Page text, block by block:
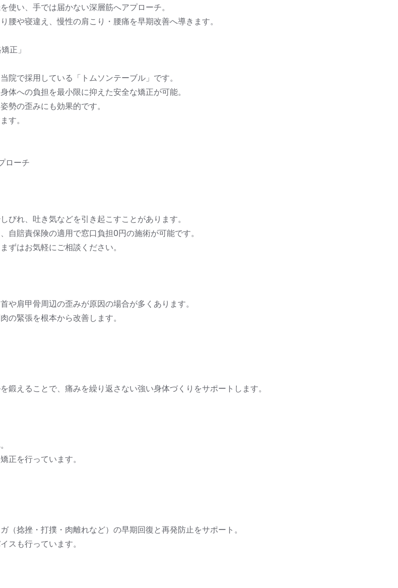
使い、手では届かない深層筋へアプローチ。
腰や寝違え、慢性の肩こり・腰痛を早期改善へ導きます。
正」
院で採用している「トムソンテーブル」です。
体への負担を最小限に抑えた安全な矯正が可能。
勢の歪みにも効果的です。
す。
ローチ
びれ、吐き気などを引き起こすことがあります。
自賠責保険の適用で窓口負担0円の施術が可能です。
ずはお気軽にご相談ください。
や肩甲骨周辺の歪みが原因の場合が多くあります。
の緊張を根本から改善します。
鍛えることで、痛みを繰り返さない強い身体づくりをサポートします。
正を行っています。
（捻挫・打撲・肉離れなど）の早期回復と再発防止をサポート。
スも行っています。